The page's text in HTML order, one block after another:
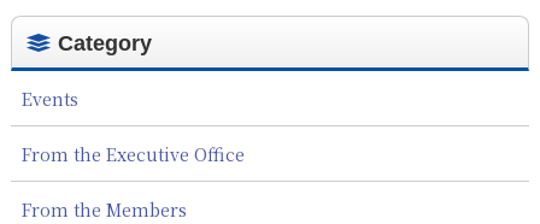
Category
Events
From the Executive Office
From the Members